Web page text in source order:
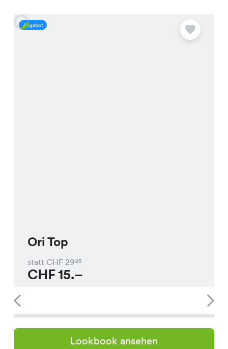
Angebot
Ori Top
statt CHF 2995
CHF15.–
Lookbook ansehen